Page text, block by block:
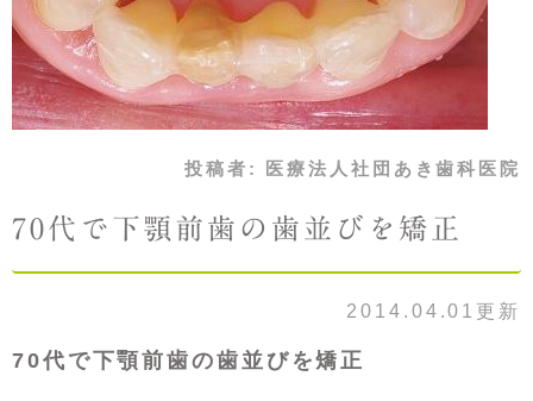
投稿者: 医療法人社団あき歯科医院
70代で下顎前歯の歯並びを矯正
2014.04.01更新
70代で下顎前歯の歯並びを矯正